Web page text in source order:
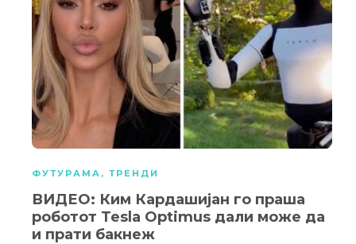
ФУТУРАМА , ТРЕНДИ
ВИДЕО: Ким Кардашијан го праша
роботот Tesla Optimus дали може да
и прати бакнеж